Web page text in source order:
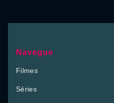
Navegue
Filmes
Séries